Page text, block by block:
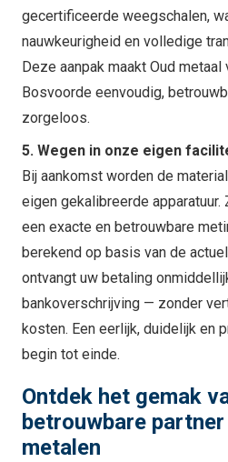
gecertificeerde weegschalen,
nauwkeurigheid en volledige
Deze aanpak maakt Oud
Bosvoorde eenvoudig,
zorgeloos.
5. Wegen in onze eigen
Bij aankomst worden de
eigen gekalibreerde
een exacte en betrouwbare
berekend op basis van de
ontvangt uw betaling
bankoverschrijving — zonder
kosten. Een eerlijk, duidelijk en
begin tot einde.
Ontdek het gemak
betrouwbare
metalen